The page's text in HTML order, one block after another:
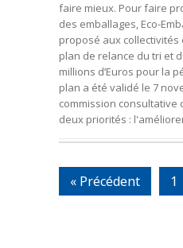
faire mieux. Pour faire
des emballages, Eco-
proposé aux collectivités
plan de relance du tri et
millions d’Euros pour la
plan a été validé le 7
commission consultative
deux priorités :
« Précédent 1